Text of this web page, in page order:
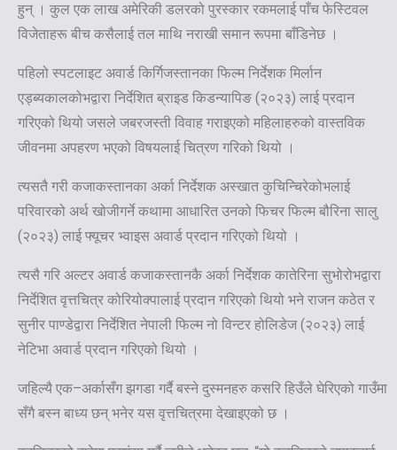
हुन् । कुल एक लाख अमेरिकी डलरको पुरस्कार रकमलाई पाँच फेस्टिवल
विजेताहरू बीच कसैलाई तल माथि नराखी समान रूपमा बाँडिनेछ ।
पहिलो स्पटलाइट अवार्ड किर्गिजस्तानका फिल्म निर्देशक मिर्लान
एड्ब्यकालकोभद्वारा निर्देशित ब्राइड किडन्यापिङ (२०२३) लाई प्रदान
गरिएको थियो जसले जबरजस्ती विवाह गराइएको महिलाहरुको वास्तविक
जीवनमा अपहरण भएको विषयलाई चित्रण गरिको थियो ।
त्यसतै गरी कजाकस्तानका अर्का निर्देशक अस्खात कुचिन्चिरेकोभलाई
परिवारको अर्थ खोजीगर्ने कथामा आधारित उनको फिचर फिल्म बौरिना सालु
(२०२३) लाई फ्यूचर भ्वाइस अवार्ड प्रदान गरिएको थियो ।
त्यसै गरि अल्टर अवार्ड कजाकस्तानकै अर्का निर्देशक कातेरिना सुभोरोभद्वारा
निर्देशित वृत्तचित्र कोरियोक्पालाई प्रदान गरिएको थियो भने राजन कठेत र
सुनीर पाण्डेद्वारा निर्देशित नेपाली फिल्म नो विन्टर होलिडेज (२०२३) लाई
नेटिभा अवार्ड प्रदान गरिएको थियो ।
जहिल्यै एक–अर्कासँग झगडा गर्दै बस्ने दुस्मनहरु कसरि हिउँले घेरिएको गाउँमा
सँगै बस्न बाध्य छन् भनेर यस वृत्तचित्रमा देखाइएको छ ।